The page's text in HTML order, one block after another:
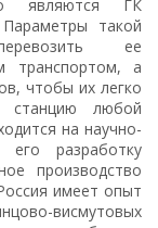
являются ГК
такой
ее
транспортом, а
чтобы их легко
станцию любой
на научно-
его разработку
производство
имеет опыт
висмутовых